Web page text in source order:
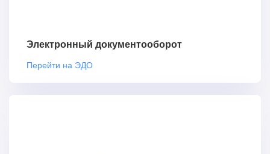
Электронный документооборот
Перейти на ЭДО